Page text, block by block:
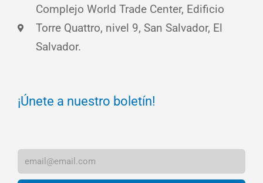
Complejo World Trade Center, Edificio
Torre Quattro, nivel 9, San Salvador, El
Salvador.
¡Únete a nuestro boletín!